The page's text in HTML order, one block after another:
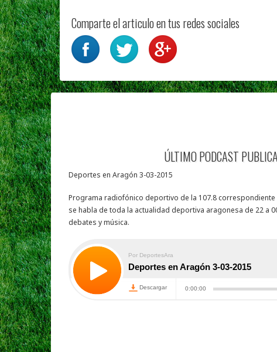
Comparte el articulo en tus redes sociales
ÚLTIMO PODCAST
Deportes en Aragón 3-03-2015
Programa radiofónico deportivo de la 107.8 correspondiente
se habla de toda la actualidad deportiva aragonesa de 22 a
debates y música.